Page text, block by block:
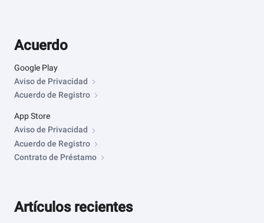
Acuerdo
Google Play
Aviso de Privacidad
Acuerdo de Registro
App Store
Aviso de Privacidad
Acuerdo de Registro
Contrato de Préstamo
Artículos recientes